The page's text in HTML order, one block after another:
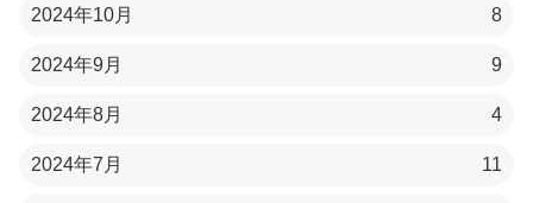
2024年10月 8
2024年9月 9
2024年8月 4
2024年7月 11